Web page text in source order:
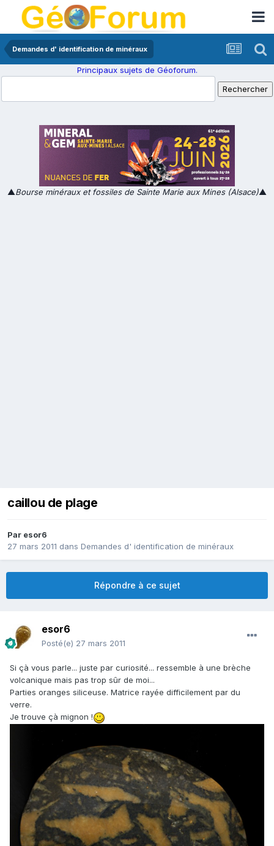
Demandes d' identification de minéraux
Principaux sujets de Géoforum.
▲Bourse minéraux et fossiles de Sainte Marie aux Mines (Alsace)▲
caillou de plage
Par esor6
27 mars 2011 dans Demandes d' identification de minéraux
Répondre à ce sujet
esor6
Posté(e) 27 mars 2011
Si çà vous parle... juste par curiosité... ressemble à une brèche
volcanique mais pas trop sûr de moi...
Parties oranges siliceuse. Matrice rayée difficilement par du
verre.
Je trouve çà mignon !